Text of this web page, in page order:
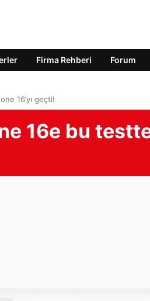
Firma Rehberi Forum
16’yı geçti!
16e bu